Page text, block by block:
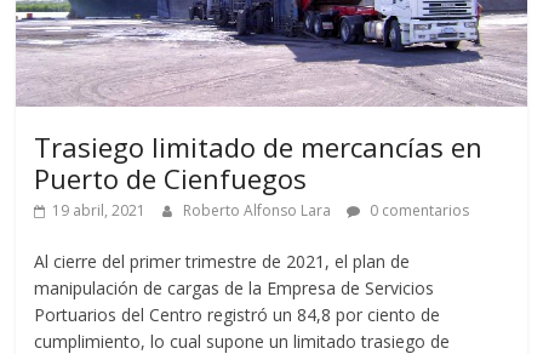
Trasiego limitado de mercancías en
Puerto de Cienfuegos
19 abril, 2021 Roberto Alfonso Lara 0 comentarios
Al cierre del primer trimestre de 2021, el plan de
manipulación de cargas de la Empresa de Servicios
Portuarios del Centro registró un 84,8 por ciento de
cumplimiento, lo cual supone un limitado trasiego de